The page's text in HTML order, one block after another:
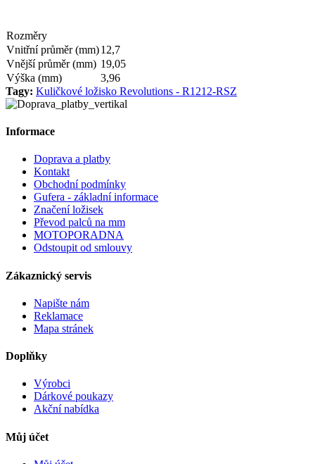
Rozměry
Vnitřní průměr (mm)12,7
Vnější průměr (mm) 19,05
Výška (mm)
3,96
Tagy: Kuličkové ložisko Revolutions - R1212-RSZ
Informace
Doprava a platby
Kontakt
Obchodní podmínky
Gufera - základní informace
Značení ložisek
Převod palců na mm
MOTOPORADNA
Odstoupit od smlouvy
Zákaznický servis
Napište nám
Reklamace
Mapa stránek
Doplňky
Výrobci
Dárkové poukazy
Akční nabídka
Můj účet